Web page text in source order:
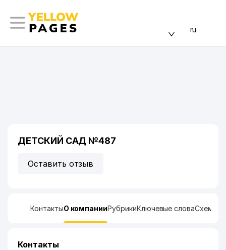
ru
ДЕТСКИЙ САД №487
Оставить отзыв
КонтактыО компанииРубрикиКлючевые словаСхема
Контакты